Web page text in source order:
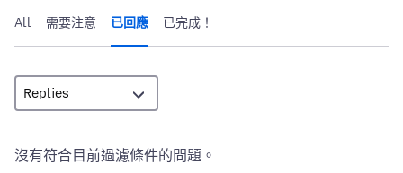
All 需要注意 已回應 已完成！
沒有符合目前過濾條件的問題。